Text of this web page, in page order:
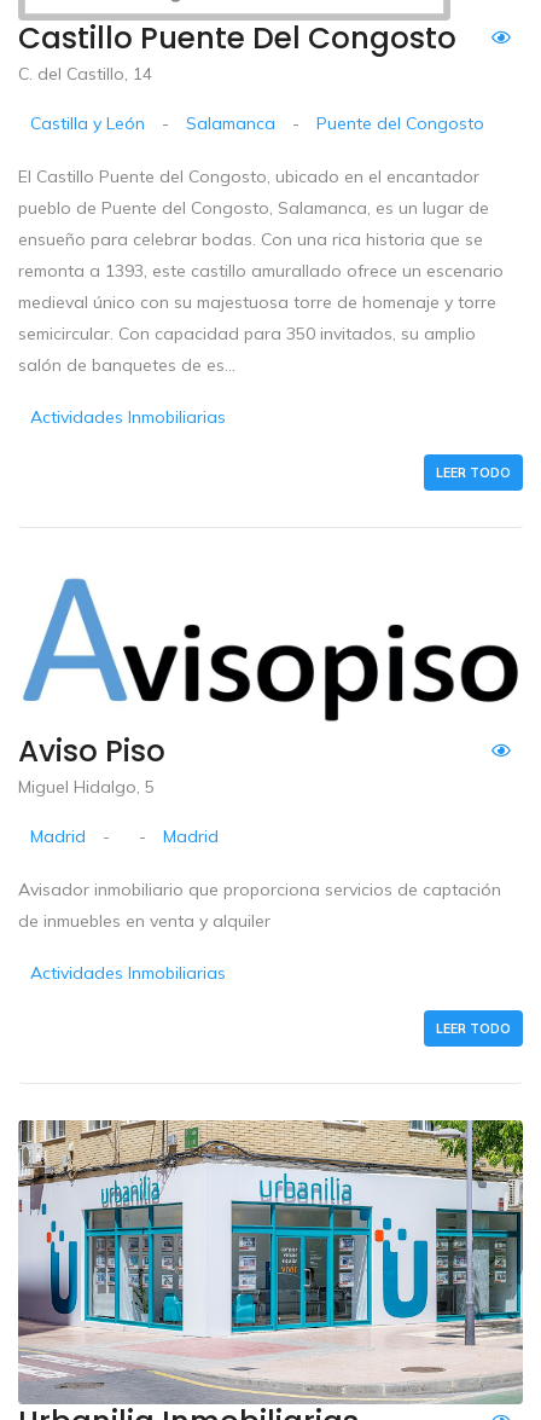
Castillo Puente Del Congosto
C. del Castillo, 14
Castilla y León - Salamanca - Puente del Congosto
El Castillo Puente del Congosto, ubicado en el encantador
pueblo de Puente del Congosto, Salamanca, es un lugar de
ensueño para celebrar bodas. Con una rica historia que se
remonta a 1393, este castillo amurallado ofrece un escenario
medieval único con su majestuosa torre de homenaje y torre
semicircular. Con capacidad para 350 invitados, su amplio
salón de banquetes de es...
Actividades Inmobiliarias
LEER TODO
Aviso Piso
Miguel Hidalgo, 5
Madrid - - Madrid
Avisador inmobiliario que proporciona servicios de captación
de inmuebles en venta y alquiler
Actividades Inmobiliarias
LEER TODO